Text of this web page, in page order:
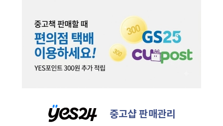
중고샵 판매관리